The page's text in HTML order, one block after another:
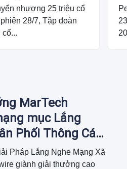
nhượng 25 triệu cổ
28/7, Tập đoàn
MarTech
mục Lắng
Phối Thông Cáo
Cụ Trả Lời
Pháp Lắng Nghe Mạng Xã
giành giải thưởng cao